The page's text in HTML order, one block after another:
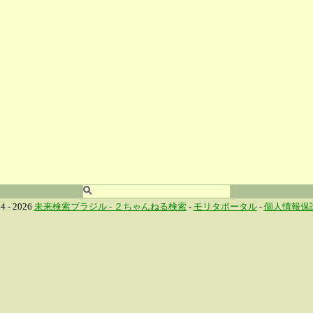
- 2026 未来検索ブラジル - ２ちゃんねる検索- モリタポータル- 個人情報保